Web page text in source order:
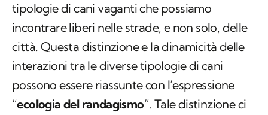
tipologie di cani vaganti che possiamo
incontrare liberi nelle strade, e non solo, delle
città. Questa distinzione e la dinamicità delle
interazioni tra le diverse tipologie di cani
possono essere riassunte con l’espressione
“ecologia del randagismo”. Tale distinzione ci